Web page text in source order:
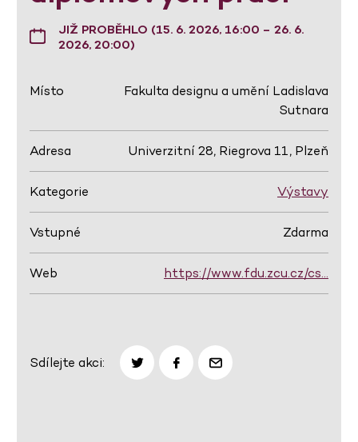
JIŽ PROBĚHLO (15. 6. 2026, 16:00 – 26. 6.
2026, 20:00)
Místo
Fakulta designu a umění Ladislava
Sutnara
Adresa Univerzitní 28, Riegrova 11, Plzeň
Kategorie Výstavy
Vstupné Zdarma
Web https://www.fdu.zcu.cz/cs…
Sdílejte akci: